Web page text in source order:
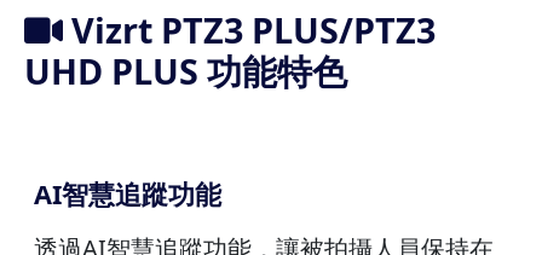
Vizrt PTZ3 PLUS/PTZ3
UHD PLUS 功能特色
AI智慧追蹤功能
透過AI智慧追蹤功能，讓被拍攝人員保持在